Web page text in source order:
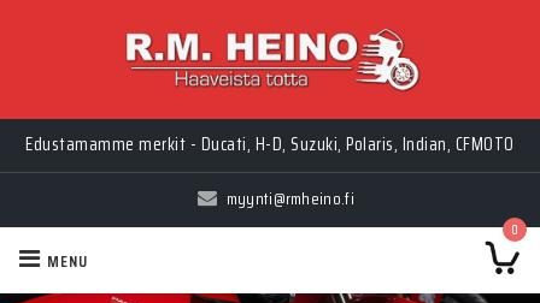
Edustamamme merkit - Ducati, H-D, Suzuki, Polaris, Indian, CFMOTO
myynti@rmheino.fi
0
MENU